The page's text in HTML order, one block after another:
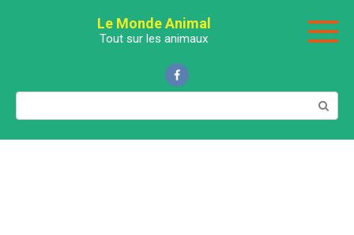
Le Monde Animal
Tout sur les animaux
Поиск: